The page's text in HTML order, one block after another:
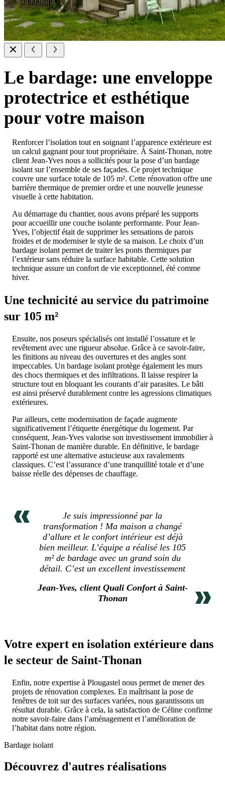
Le bardage: une enveloppe
protectrice et esthétique
pour votre maison
Renforcer l’isolation tout en soignant l’apparence extérieure est
un calcul gagnant pour tout propriétaire. À Saint-Thonan, notre
client Jean-Yves nous a sollicités pour la pose d’un bardage
isolant sur l’ensemble de ses façades. Ce projet technique
couvre une surface totale de 105 m². Cette rénovation offre une
barrière thermique de premier ordre et une nouvelle jeunesse
visuelle à cette habitation.
Au démarrage du chantier, nous avons préparé les supports
pour accueillir une couche isolante performante. Pour Jean-
Yves, l’objectif était de supprimer les sensations de parois
froides et de moderniser le style de sa maison. Le choix d’un
bardage isolant permet de traiter les ponts thermiques par
l’extérieur sans réduire la surface habitable. Cette solution
technique assure un confort de vie exceptionnel, été comme
hiver.
Une technicité au service du patrimoine
sur 105 m²
Ensuite, nos poseurs spécialisés ont installé l’ossature et le
revêtement avec une rigueur absolue. Grâce à ce savoir-faire,
les finitions au niveau des ouvertures et des angles sont
impeccables. Un bardage isolant protège également les murs
des chocs thermiques et des infiltrations. Il laisse respirer la
structure tout en bloquant les courants d’air parasites. Le bâti
est ainsi préservé durablement contre les agressions climatiques
extérieures.
Par ailleurs, cette modernisation de façade augmente
significativement l’étiquette énergétique du logement. Par
conséquent, Jean-Yves valorise son investissement immobilier à
Saint-Thonan de manière durable. En définitive, le bardage
rapporté est une alternative astucieuse aux ravalements
classiques. C’est l’assurance d’une tranquillité totale et d’une
baisse réelle des dépenses de chauffage.
Je suis impressionné par la
transformation ! Ma maison a changé
d’allure et le confort intérieur est déjà
bien meilleur. L’équipe a réalisé les 105
m² de bardage avec un grand soin du
détail. C’est un excellent investissement
Jean-Yves, client Quali Confort à Saint-
Thonan
Votre expert en isolation extérieure dans
le secteur de Saint-Thonan
Enfin, notre expertise à Plougastel nous permet de mener des
projets de rénovation complexes. En maîtrisant la pose de
fenêtres de toit sur des surfaces variées, nous garantissons un
résultat durable. Grâce à cela, la satisfaction de Céline confirme
notre savoir-faire dans l’aménagement et l’amélioration de
l’habitat dans notre région.
Bardage isolant
Découvrez d'autres réalisations